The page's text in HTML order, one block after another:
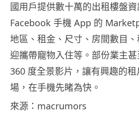
國用戶提供數十萬的出租樓盤
Facebook 手機 App 的
地區、租金、尺寸、房間數目
迎攜帶寵物入住等。部份業主
360 度全景影片，讓有興趣的
場，在手機先睹為快。
來源：macrumors